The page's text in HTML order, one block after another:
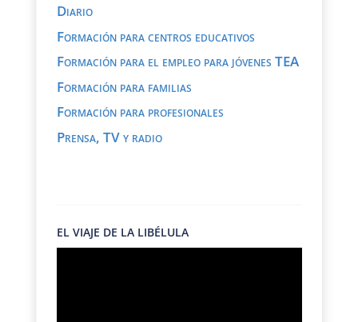
Diario
Formación para centros educativos
Formación para el empleo para jóvenes TEA
Formación para familias
Formación para profesionales
Prensa, TV y radio
EL VIAJE DE LA LIBÉLULA